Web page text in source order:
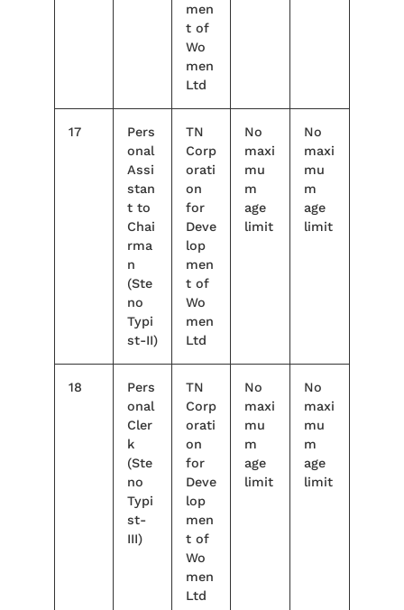
men
t of
Wo
men
Ltd
17
Pers
onal
Assi
stan
t to
Chai
rma
n
(Ste
no
Typi
st-II)
TN
Corp
orati
on
for
Deve
lop
men
t of
Wo
men
Ltd
No
maxi
mu
m
age
limit
No
maxi
mu
m
age
limit
18
Pers
onal
Cler
k
(Ste
no
Typi
st-
III)
TN
Corp
orati
on
for
Deve
lop
men
t of
Wo
men
Ltd
No
maxi
mu
m
age
limit
No
maxi
mu
m
age
limit